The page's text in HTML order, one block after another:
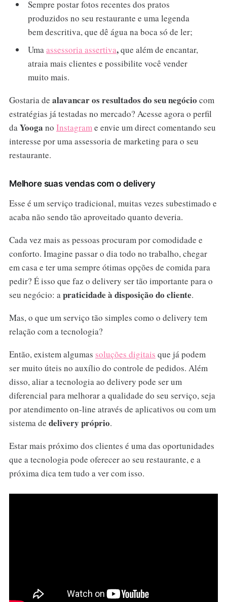
Sempre postar fotos recentes dos pratos
produzidos no seu restaurante e uma legenda
bem descritiva, que dê água na boca só de ler;
Umaassessoria assertiva,que além de encantar,
atraia mais clientes e possibilite você vender
muito mais.
Gostaria de alavancar os resultados do seu negócio com
estratégias já testadas no mercado? Acesse agora o perfil
daYooga no Instagrame envie um direct comentando seu
interesse por uma assessoria de marketing para o seu
restaurante.
Melhore suas vendas com o delivery
Esse é um serviço tradicional, muitas vezes subestimado e
acaba não sendo tão aproveitado quanto deveria.
Cada vez mais as pessoas procuram por comodidade e
conforto. Imagine passar o dia todo no trabalho, chegar
em casa e ter uma sempre ótimas opções de comida para
pedir? É isso que faz o delivery ser tão importante para o
seu negócio: apraticidade à disposição do cliente.
Mas, o que um serviço tão simples como o delivery tem
relação com a tecnologia?
Então, existem algumas soluções digitais que já podem
ser muito úteis no auxílio do controle de pedidos. Além
disso, aliar a tecnologia ao delivery pode ser um
diferencial para melhorar a qualidade do seu serviço, seja
por atendimento on-line através de aplicativos ou com um
sistema de delivery próprio.
Estar mais próximo dos clientes é uma das oportunidades
que a tecnologia pode oferecer ao seu restaurante, e a
próxima dica tem tudo a ver com isso.